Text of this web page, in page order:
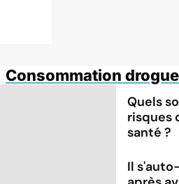
Consommation drogue
Quels
risques
santé ?
Il